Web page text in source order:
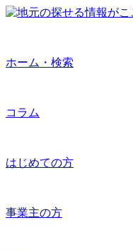
ホーム・検索
コラム
はじめての方
事業主の方